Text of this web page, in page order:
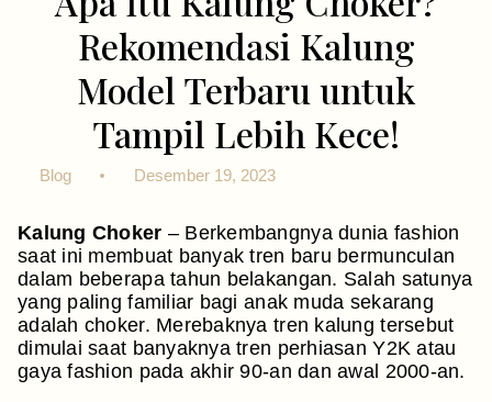
Rekomendasi Kalung
Model Terbaru untuk
Tampil Lebih Kece!
Blog Desember 19, 2023
Kalung Choker – Berkembangnya dunia fashion
saat ini membuat banyak tren baru bermunculan
dalam beberapa tahun belakangan. Salah satunya
yang paling familiar bagi anak muda sekarang
adalah choker. Merebaknya tren kalung tersebut
dimulai saat banyaknya tren perhiasan Y2K atau
gaya fashion pada akhir 90-an dan awal 2000-an.